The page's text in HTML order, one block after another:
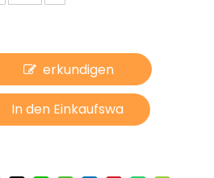
erkundigen
In den Einkaufswa